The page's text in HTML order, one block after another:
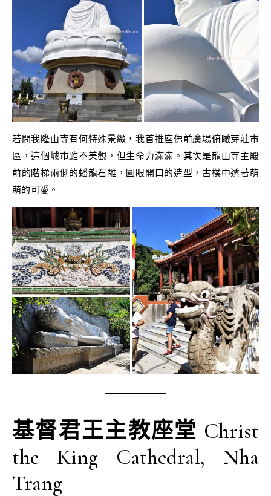
若問我隆山寺有何特殊景緻，我首推座佛前廣場俯瞰芽莊市
區，這個城市雖不美觀，但生命力滿滿。其次是龍山寺主殿
前的階梯兩側的蟠龍石雕，圓眼開口的造型，古樸中透著萌
萌的可愛。
基督君王主教座堂 Christ
the King Cathedral, Nha
Trang